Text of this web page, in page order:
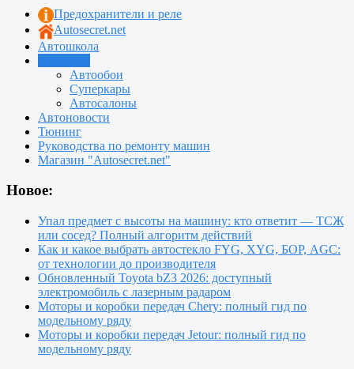
Предохранители и реле
Autosecret.net
Автошкола
Автообои
Суперкары
Автосалоны
Автоновости
Тюнинг
Руководства по ремонту машин
Магазин "Autosecret.net"
Новое:
Упал предмет с высоты на машину: кто ответит — ТСЖ
или сосед? Полный алгоритм действий
Как и какое выбрать автостекло FYG, XYG, БОР, AGC:
от технологии до производителя
Обновленный Toyota bZ3 2026: доступный
электромобиль с лазерным радаром
Моторы и коробки передач Chery: полный гид по
модельному ряду
Моторы и коробки передач Jetour: полный гид по
модельному ряду